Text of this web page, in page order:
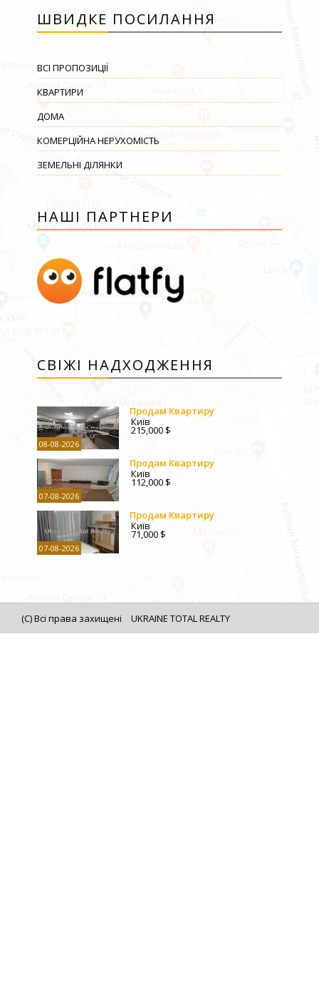
ШВИДКЕ ПОСИЛАННЯ
ВСІ ПРОПОЗИЦІЇ
КВАРТИРИ
ДОМА
КОМЕРЦІЙНА НЕРУХОМІСТЬ
ЗЕМЕЛЬНІ ДІЛЯНКИ
НАШІ ПАРТНЕРИ
СВІЖІ НАДХОДЖЕННЯ
08-08-2026
Продам Квартиру
Київ
215,000 $
07-08-2026
Продам Квартиру
Київ
112,000 $
07-08-2026
Продам Квартиру
Київ
71,000 $
(C) Всі права захищені UKRAINE TOTAL REALTY